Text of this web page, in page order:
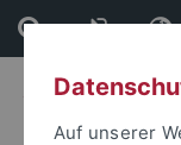
Direkt
zum
Inhalt
Direkt
zur
Fußleiste
Auf unserer